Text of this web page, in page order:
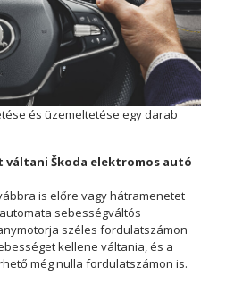
és üzemeltetése egy darab
váltani Škoda elektromos autó
is előre vagy hátramenetet
sebességváltós
széles fordulatszámon
kellene váltania, és a
még nulla fordulatszámon is.